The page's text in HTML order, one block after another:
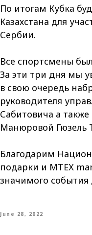
По итогам Кубка
Казахстана для
Сербии.
Все спортсмены
За эти три дня мы
в свою очередь
руководителя
Сабитовича а
Манюровой Гюзель
Благодарим
подарки и МТЕХ
значимого
June 28, 2022